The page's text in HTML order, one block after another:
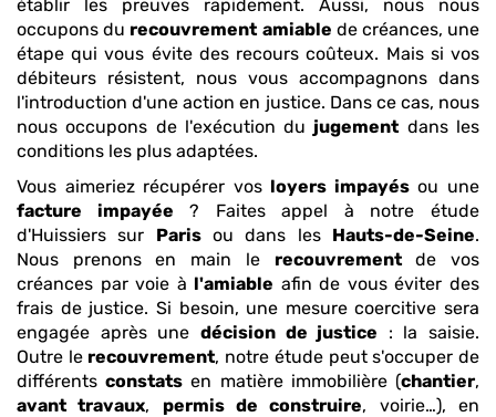
établir les preuves rapidement. Aussi, nous nous
occupons du recouvrement amiable de créances, une
étape qui vous évite des recours coûteux. Mais si vos
débiteurs résistent, nous vous accompagnons dans
l'introduction d'une action en justice. Dans ce cas, nous
nous occupons de l'exécution du jugement dans les
conditions les plus adaptées.
Vous aimeriez récupérer vos loyers impayésou une
facture impayée ? Faites appel à notre étude
d'Huissiers sur Parisou dans les Hauts-de-Seine.
Nous prenons en main le recouvrementde vos
créances par voie à l'amiable afin de vous éviter des
frais de justice. Si besoin, une mesure coercitive sera
engagée après une décision de justice : la saisie.
Outre le recouvrement, notre étude peut s'occuper de
différentsconstats en matière immobilière (chantier,
avant travaux, permis de construire, voirie…), en